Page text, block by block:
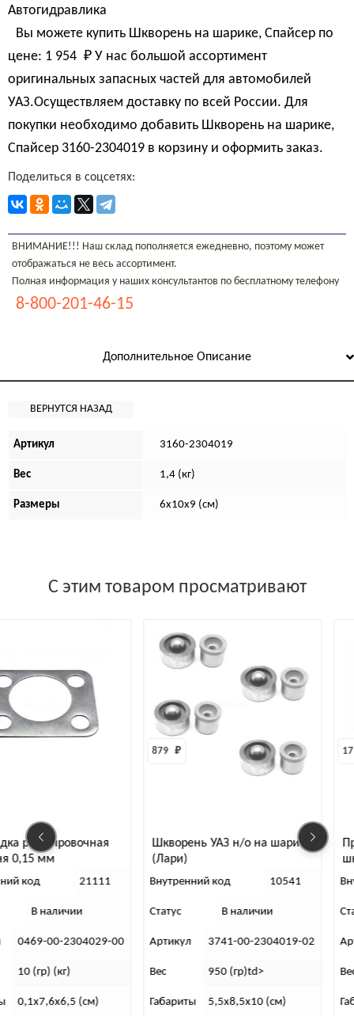
Автогидравлика
Вы можете купить Шкворень на шарике, Спайсер по
цене: 1 954 ₽ У нас большой ассортимент
оригинальных запасных частей для автомобилей
УАЗ.Осуществляем доставку по всей России. Для
покупки необходимо добавить Шкворень на шарике,
Спайсер 3160-2304019 в корзину и оформить заказ.
Поделиться в соцсетях:
ВНИМАНИЕ!!! Наш склад пополняется ежедневно, поэтому может
отображаться не весь ассортимент.
Полная информация у наших консультантов по бесплатному телефону
8-800-201-46-15
Дополнительное Описание
Артикул 3160-2304019
Вес 1,4 (кг)
Размеры 6х10х9 (см)
С этим товаром просматривают
Шкворень УАЗ н/о на шариках
(Лари)
Внутренний код 10541
Статус В наличии
Артикул 3741-00-2304019-02
Вес 950 (гр)td>
Габариты 5,5х8,5х10 (см)
Прокладка
17 ₽
Внутренний код
Статус В
Артикул 0469-00-
Вес
Габариты 0,1х7,6х6,5